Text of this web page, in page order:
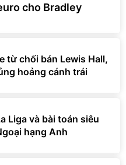
cho Bradley
từ chối bán Lewis Hall,
hoảng cánh trái
Liga và bài toán siêu
hạng Anh